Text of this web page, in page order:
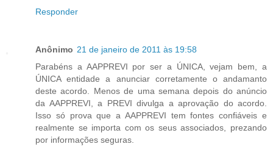
Responder
Anônimo 21 de janeiro de 2011 às 19:58
Parabéns a AAPPREVI por ser a ÚNICA, vejam bem, a
ÚNICA entidade a anunciar corretamente o andamanto
deste acordo. Menos de uma semana depois do anúncio
da AAPPREVI, a PREVI divulga a aprovação do acordo.
Isso só prova que a AAPPREVI tem fontes confiáveis e
realmente se importa com os seus associados, prezando
por informações seguras.